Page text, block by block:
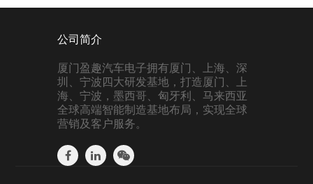
公司简介
厦门盈趣汽车电子拥有厦门、上海、深
圳、宁波四大研发基地，打造厦门、上
海、宁波，墨西哥、匈牙利、马来西亚
全球高端智能制造基地布局，实现全球
营销及客户服务。